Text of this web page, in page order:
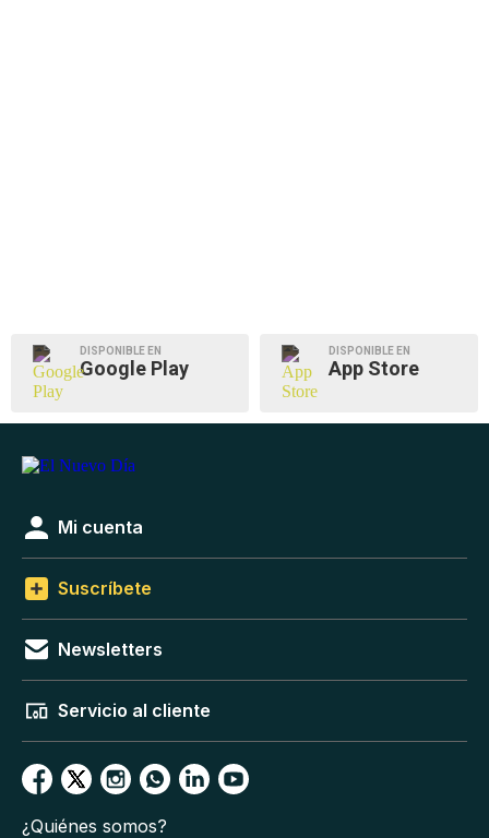
DISPONIBLE EN
Google Play
DISPONIBLE EN
App Store
Mi cuenta
Suscríbete
Newsletters
Servicio al cliente
¿Quiénes somos?